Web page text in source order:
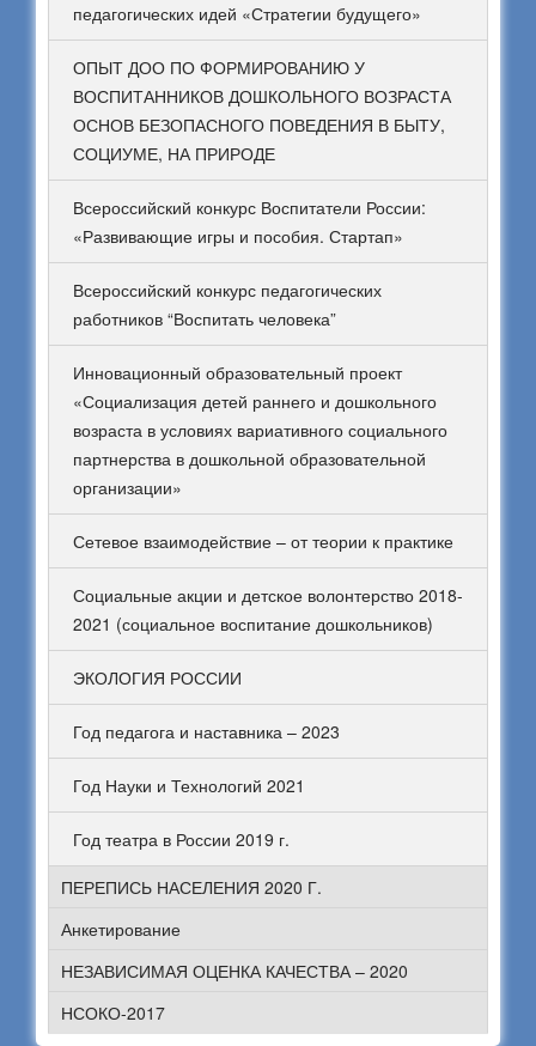
педагогических идей «Стратегии будущего»
ОПЫТ ДОО ПО ФОРМИРОВАНИЮ У
ВОСПИТАННИКОВ ДОШКОЛЬНОГО ВОЗРАСТА
ОСНОВ БЕЗОПАСНОГО ПОВЕДЕНИЯ В БЫТУ,
СОЦИУМЕ, НА ПРИРОДЕ
Всероссийский конкурс Воспитатели России:
«Развивающие игры и пособия. Стартап»
Всероссийский конкурс педагогических
работников “Воспитать человека”
Инновационный образовательный проект
«Социализация детей раннего и дошкольного
возраста в условиях вариативного социального
партнерства в дошкольной образовательной
организации»
Сетевое взаимодействие – от теории к практике
Социальные акции и детское волонтерство 2018-
2021 (социальное воспитание дошкольников)
ЭКОЛОГИЯ РОССИИ
Год педагога и наставника – 2023
Год Науки и Технологий 2021
Год театра в России 2019 г.
ПЕРЕПИСЬ НАСЕЛЕНИЯ 2020 Г.
Анкетирование
НЕЗАВИСИМАЯ ОЦЕНКА КАЧЕСТВА – 2020
НСОКО-2017